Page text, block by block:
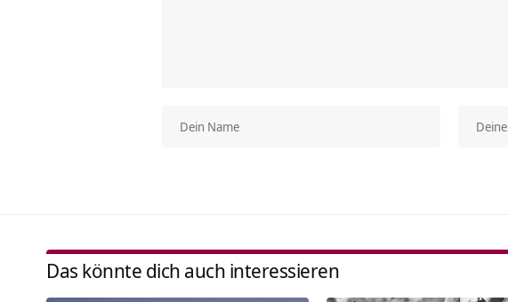
Das könnte dich auch interessieren